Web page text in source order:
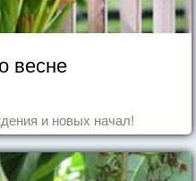
весне
и новых начал!